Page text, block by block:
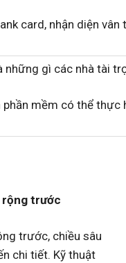
card, nhận diện vân
những gì các nhà tài
mềm có thể thực
rộng trước
trước, chiều sâu
chi tiết. Kỹ thuật